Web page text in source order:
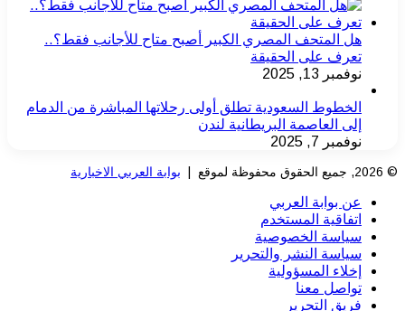
هل المتحف المصري الكبير أصبح متاح للأجانب فقط؟..
تعرف على الحقيقة
نوفمبر 13, 2025
الخطوط السعودية تطلق أولى رحلاتها المباشرة من الدمام
إلى العاصمة البريطانية لندن
نوفمبر 7, 2025
© 2026, جميع الحقوق محفوظة لموقع | بوابة العربي الاخبارية
عن بوابة العربي
اتفاقية المستخدم
سياسة الخصوصية
سياسة النشر والتحرير
إخلاء المسؤولية
تواصل معنا
فريق التحرير